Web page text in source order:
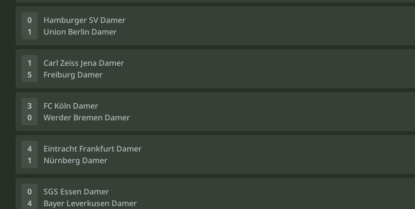
0
1
Hamburger SV Damer
Union Berlin Damer
1
5
Carl Zeiss Jena Damer
Freiburg Damer
3
0
FC Köln Damer
Werder Bremen Damer
4
1
Eintracht Frankfurt Damer
Nürnberg Damer
0
4
SGS Essen Damer
Bayer Leverkusen Damer